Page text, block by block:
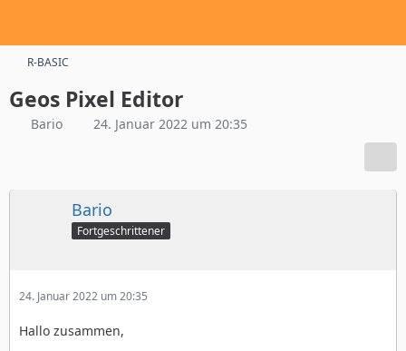
R-BASIC
Geos Pixel Editor
Bario 24. Januar 2022 um 20:35
Bario
Fortgeschrittener
24. Januar 2022 um 20:35
Hallo zusammen,